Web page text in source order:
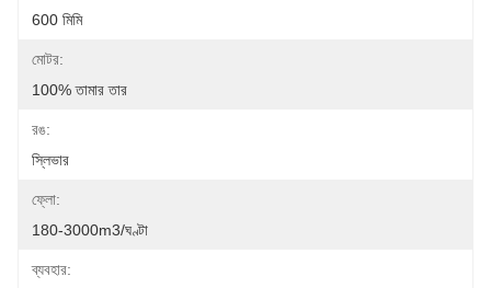
600 মিমি
মোটর:
100% তামার তার
রঙ:
স্লিভার
ফ্লো:
180-3000m3/ঘণ্টা
ব্যবহার: